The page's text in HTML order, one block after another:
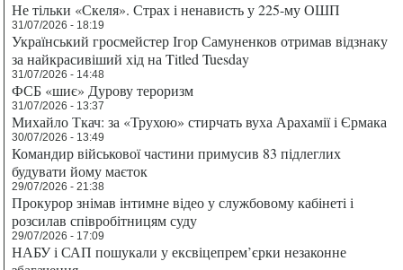
Не тільки «Скеля». Страх і ненависть у 225-му ОШП
31/07/2026 - 18:19
Український гросмейстер Ігор Самуненков отримав відзнаку
за найкрасивіший хід на Titled Tuesday
31/07/2026 - 14:48
ФСБ «шиє» Дурову тероризм
31/07/2026 - 13:37
Михайло Ткач: за «Трухою» стирчать вуха Арахамії і Єрмака
30/07/2026 - 13:49
Командир військової частини примусив 83 підлеглих
будувати йому маєток
29/07/2026 - 21:38
Прокурор знімав інтимне відео у службовому кабінеті і
розсилав співробітницям суду
29/07/2026 - 17:09
НАБУ і САП пошукали у ексвіцепрем’єрки незаконне